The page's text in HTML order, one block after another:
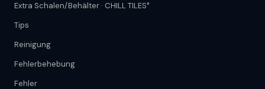
Extra Schalen/Behälter · CHILL TILES°
Tips
Reinigung
Fehlerbehebung
Fehler